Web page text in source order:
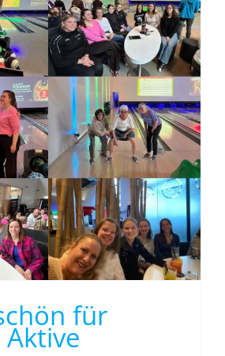
für unsere Aktive
für